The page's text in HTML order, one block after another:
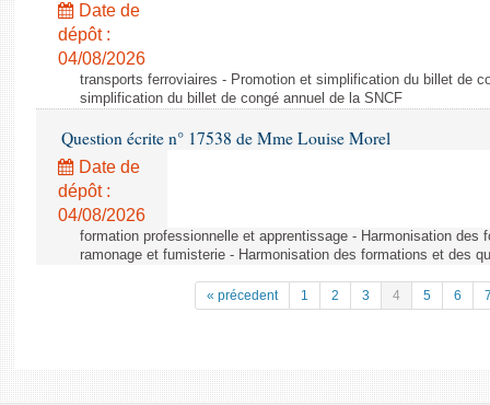
Date de
dépôt :
04/08/2026
transports ferroviaires - Promotion et simplification du billet de
simplification du billet de congé annuel de la SNCF
Question écrite n° 17538 de Mme Louise Morel
Date de
dépôt :
04/08/2026
formation professionnelle et apprentissage - Harmonisation des
ramonage et fumisterie - Harmonisation des formations et des
« précedent 1 2 3 4 5 6